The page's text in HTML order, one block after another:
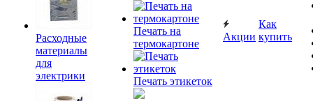
Расходные
материалы
для
электрики
Печать на
термокартоне
Печать этикеток
Акции
Как
купить